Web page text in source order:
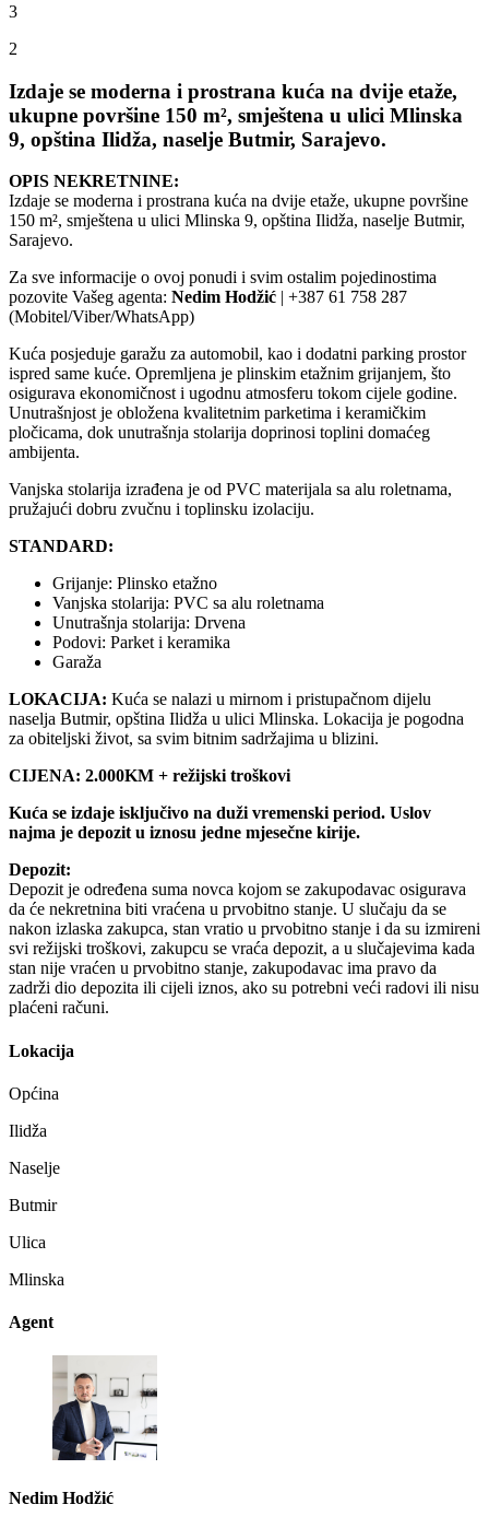
3
2
Izdaje se moderna i prostrana kuća na dvije etaže,
ukupne površine 150 m², smještena u ulici Mlinska
9, opština Ilidža, naselje Butmir, Sarajevo.
OPIS NEKRETNINE:
Izdaje se moderna i prostrana kuća na dvije etaže, ukupne površine
150 m², smještena u ulici Mlinska 9, opština Ilidža, naselje Butmir,
Sarajevo.
Za sve informacije o ovoj ponudi i svim ostalim pojedinostima
pozovite Vašeg agenta: Nedim Hodžić | +387 61 758 287
(Mobitel/Viber/WhatsApp)
Kuća posjeduje garažu za automobil, kao i dodatni parking prostor
ispred same kuće. Opremljena je plinskim etažnim grijanjem, što
osigurava ekonomičnost i ugodnu atmosferu tokom cijele godine.
Unutrašnjost je obložena kvalitetnim parketima i keramičkim
pločicama, dok unutrašnja stolarija doprinosi toplini domaćeg
ambijenta.
Vanjska stolarija izrađena je od PVC materijala sa alu roletnama,
pružajući dobru zvučnu i toplinsku izolaciju.
STANDARD:
Grijanje: Plinsko etažno
Vanjska stolarija: PVC sa alu roletnama
Unutrašnja stolarija: Drvena
Podovi: Parket i keramika
Garaža
LOKACIJA: Kuća se nalazi u mirnom i pristupačnom dijelu
naselja Butmir, opština Ilidža u ulici Mlinska. Lokacija je pogodna
za obiteljski život, sa svim bitnim sadržajima u blizini.
CIJENA: 2.000KM + režijski troškovi
Kuća se izdaje isključivo na duži vremenski period. Uslov
najma je depozit u iznosu jedne mjesečne kirije.
Depozit:
Depozit je određena suma novca kojom se zakupodavac osigurava
da će nekretnina biti vraćena u prvobitno stanje. U slučaju da se
nakon izlaska zakupca, stan vratio u prvobitno stanje i da su izmireni
svi režijski troškovi, zakupcu se vraća depozit, a u slučajevima kada
stan nije vraćen u prvobitno stanje, zakupodavac ima pravo da
zadrži dio depozita ili cijeli iznos, ako su potrebni veći radovi ili nisu
plaćeni računi.
Lokacija
Općina
Ilidža
Naselje
Butmir
Ulica
Mlinska
Agent
Nedim Hodžić